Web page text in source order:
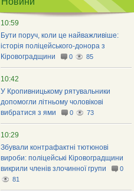
10:59
Бути поруч, коли це найважливіше:
історія поліцейського-донора з
Кіровоградщини
0 85
10:42
У Кропивницькому рятувальники
допомогли літньому чоловікові
вибратися з ями
0 73
10:29
Збували контрафактні тютюнові
вироби: поліцейські Кіровоградщини
викрили членів злочинної групи
0
81